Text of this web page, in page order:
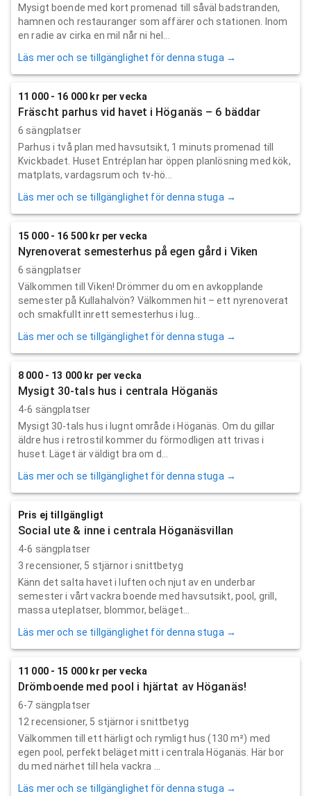
Mysigt boende med kort promenad till såväl badstranden,
hamnen och restauranger som affärer och stationen. Inom
en radie av cirka en mil når ni hel...
Läs mer och se tillgänglighet för denna stuga →
11 000 - 16 000 kr per vecka
Fräscht parhus vid havet i Höganäs – 6 bäddar
6 sängplatser
Parhus i två plan med havsutsikt, 1 minuts promenad till
Kvickbadet. Huset Entréplan har öppen planlösning med kök,
matplats, vardagsrum och tv-hö...
Läs mer och se tillgänglighet för denna stuga →
15 000 - 16 500 kr per vecka
Nyrenoverat semesterhus på egen gård i Viken
6 sängplatser
Välkommen till Viken! Drömmer du om en avkopplande
semester på Kullahalvön? Välkommen hit – ett nyrenoverat
och smakfullt inrett semesterhus i lug...
Läs mer och se tillgänglighet för denna stuga →
8 000 - 13 000 kr per vecka
Mysigt 30-tals hus i centrala Höganäs
4-6 sängplatser
Mysigt 30-tals hus i lugnt område i Höganäs. Om du gillar
äldre hus i retrostil kommer du förmodligen att trivas i
huset. Läget är väldigt bra om d...
Läs mer och se tillgänglighet för denna stuga →
Pris ej tillgängligt
Social ute & inne i centrala Höganäsvillan
4-6 sängplatser
3 recensioner, 5 stjärnor i snittbetyg
Känn det salta havet i luften och njut av en underbar
semester i vårt vackra boende med havsutsikt, pool, grill,
massa uteplatser, blommor, beläget...
Läs mer och se tillgänglighet för denna stuga →
11 000 - 15 000 kr per vecka
Drömboende med pool i hjärtat av Höganäs!
6-7 sängplatser
12 recensioner, 5 stjärnor i snittbetyg
Välkommen till ett härligt och rymligt hus (130 m²) med
egen pool, perfekt beläget mitt i centrala Höganäs. Här bor
du med närhet till hela vackra ...
Läs mer och se tillgänglighet för denna stuga →